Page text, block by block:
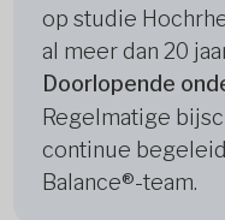
op studie
al meer dan 20
Doorlopende
Regelmatige
continue
Balance®-team.